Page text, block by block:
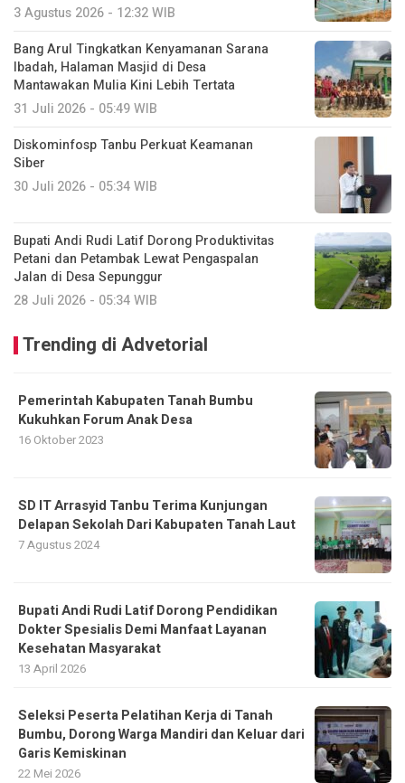
3 Agustus 2026 - 12:32 WIB
Bang Arul Tingkatkan Kenyamanan Sarana
Ibadah, Halaman Masjid di Desa
Mantawakan Mulia Kini Lebih Tertata
31 Juli 2026 - 05:49 WIB
Diskominfosp Tanbu Perkuat Keamanan
Siber
30 Juli 2026 - 05:34 WIB
Bupati Andi Rudi Latif Dorong Produktivitas
Petani dan Petambak Lewat Pengaspalan
Jalan di Desa Sepunggur
28 Juli 2026 - 05:34 WIB
Trending di Advetorial
Pemerintah Kabupaten Tanah Bumbu
Kukuhkan Forum Anak Desa
16 Oktober 2023
SD IT Arrasyid Tanbu Terima Kunjungan
Delapan Sekolah Dari Kabupaten Tanah Laut
7 Agustus 2024
Bupati Andi Rudi Latif Dorong Pendidikan
Dokter Spesialis Demi Manfaat Layanan
Kesehatan Masyarakat
13 April 2026
Seleksi Peserta Pelatihan Kerja di Tanah
Bumbu, Dorong Warga Mandiri dan Keluar dari
Garis Kemiskinan
22 Mei 2026